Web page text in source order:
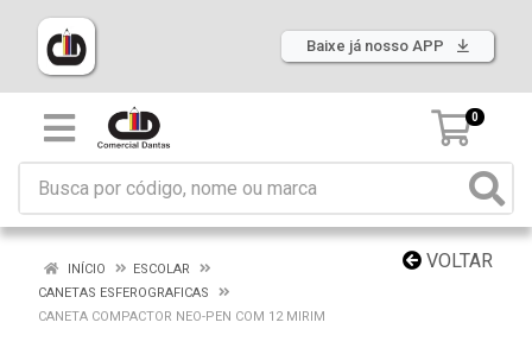
Baixe já nosso APP
0
VOLTAR
INÍCIO
ESCOLAR
CANETAS ESFEROGRAFICAS
CANETA COMPACTOR NEO-PEN COM 12 MIRIM